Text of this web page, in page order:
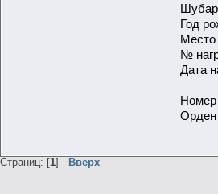
Год
Место
№
Дата
Номер
Орден
Страниц: [1] Вверх